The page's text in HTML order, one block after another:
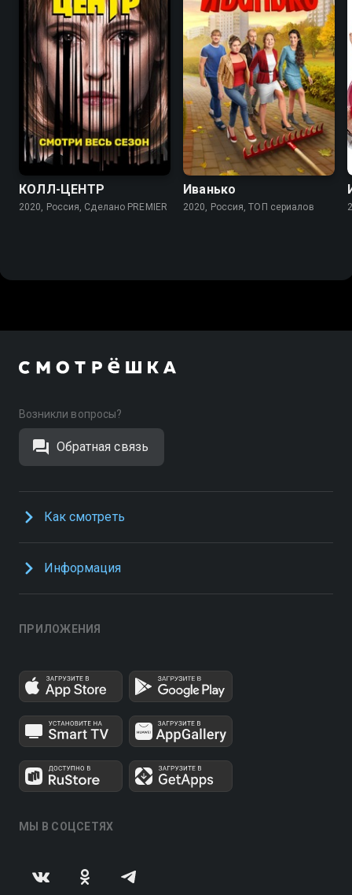
7.4 6.7
КОЛЛ-ЦЕНТР
2020, Россия, Сделано PREMIER
8.2
Иванько
2020, Россия, ТОП сериалов
Возникли вопросы?
Обратная связь
Как смотреть
Информация
ПРИЛОЖЕНИЯ
МЫ В СОЦСЕТЯХ